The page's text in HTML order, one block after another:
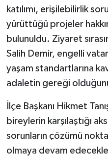
katılımı, erişilebilirlik
yürüttüğü projeler
bulunuldu. Ziyaret
Salih Demir, engelli
yaşam standartlarına
adaletin gereği
İlçe Başkanı Hikmet
bireylerin karşılaştığı
sorunların çözümü
olmaya devam